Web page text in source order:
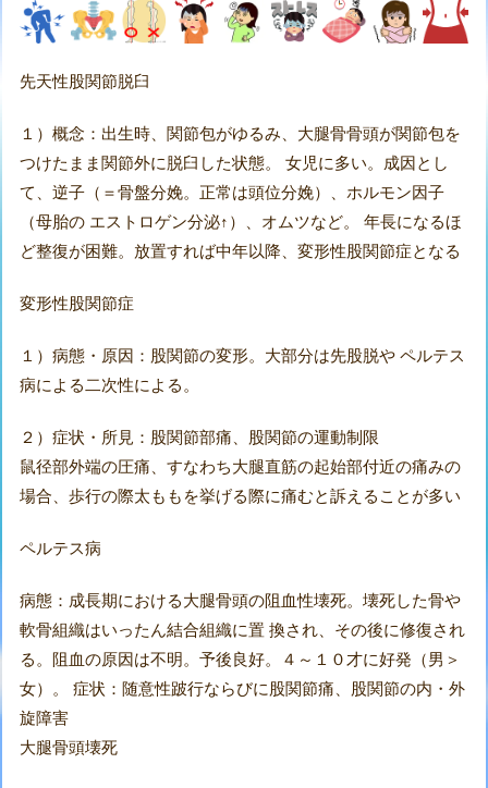
先天性股関節脱臼
１）概念：出生時、関節包がゆるみ、大腿骨骨頭が関節包を
つけたまま関節外に脱臼した状態。 女児に多い。成因とし
て、逆子（＝骨盤分娩。正常は頭位分娩）、ホルモン因子
（母胎の エストロゲン分泌↑）、オムツなど。 年長になるほ
ど整復が困難。放置すれば中年以降、変形性股関節症となる
変形性股関節症
１）病態・原因：股関節の変形。大部分は先股脱や ペルテス
病による二次性による。
２）症状・所見：股関節部痛、股関節の運動制限
鼠径部外端の圧痛、すなわち大腿直筋の起始部付近の痛みの
場合、歩行の際太ももを挙げる際に痛むと訴えることが多い
ペルテス病
病態：成長期における大腿骨頭の阻血性壊死。壊死した骨や
軟骨組織はいったん結合組織に置 換され、その後に修復され
る。阻血の原因は不明。予後良好。４～１０才に好発（男＞
女）。 症状：随意性跛行ならびに股関節痛、股関節の内・外
旋障害
大腿骨頭壊死